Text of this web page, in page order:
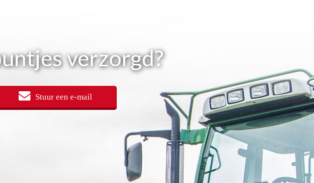
verzorgd?
Stuur een e-mail